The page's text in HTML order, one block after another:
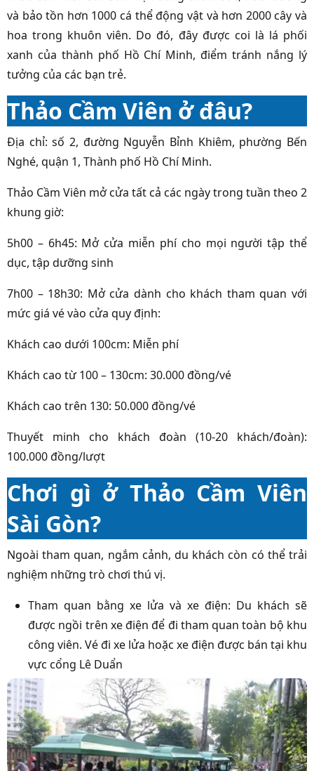
và bảo tồn hơn 1000 cá thể động vật và hơn 2000 cây và
hoa trong khuôn viên. Do đó, đây được coi là lá phối
xanh của thành phố Hồ Chí Minh, điểm tránh nắng lý
tưởng của các bạn trẻ.
Thảo Cầm Viên ở đâu?
Địa chỉ: số 2, đường Nguyễn Bỉnh Khiêm, phường Bến
Nghé, quận 1, Thành phố Hồ Chí Minh.
Thảo Cầm Viên mở cửa tất cả các ngày trong tuần theo 2
khung giờ:
5h00 – 6h45: Mở cửa miễn phí cho mọi người tập thể
dục, tập dưỡng sinh
7h00 – 18h30: Mở cửa dành cho khách tham quan với
mức giá vé vào cửa quy định:
Khách cao dưới 100cm: Miễn phí
Khách cao từ 100 – 130cm: 30.000 đồng/vé
Khách cao trên 130: 50.000 đồng/vé
Thuyết minh cho khách đoàn (10-20 khách/đoàn):
100.000 đồng/lượt
Chơi gì ở Thảo Cầm Viên
Sài Gòn?
Ngoài tham quan, ngắm cảnh, du khách còn có thể trải
nghiệm những trò chơi thú vị.
Tham quan bằng xe lửa và xe điện: Du khách sẽ
được ngồi trên xe điện để đi tham quan toàn bộ khu
công viên. Vé đi xe lửa hoặc xe điện được bán tại khu
vực cổng Lê Duẩn